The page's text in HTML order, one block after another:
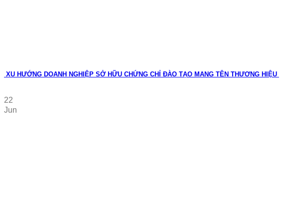
XU HƯỚNG DOANH NGHIỆP SỞ HỮU CHỨNG CHỈ ĐÀO TẠO MANG TÊN THƯƠNG HIỆU
22
Jun